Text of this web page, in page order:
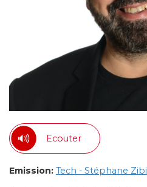
Ecouter
Emission: Tech - Stéphane Zibi